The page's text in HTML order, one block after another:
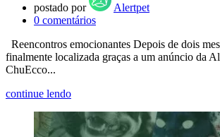
postado por
Alertpet
0 comentários
Reencontros emocionantes Depois de dois
finalmente localizada graças a um anúncio da
ChuEcco...
continue lendo